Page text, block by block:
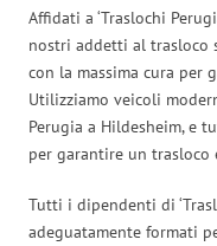
Affidati a ‘Traslochi
nostri addetti al trasloco
con la massima cura per
Utilizziamo veicoli
Perugia a Hildesheim, e
per garantire un trasloco
Tutti i dipendenti di
adeguatamente formati